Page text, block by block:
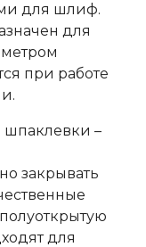
для шлиф.
для
при работе
шпаклевки –
закрывать
для